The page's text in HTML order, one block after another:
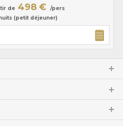
de 498 €
/pers
(petit déjeuner)